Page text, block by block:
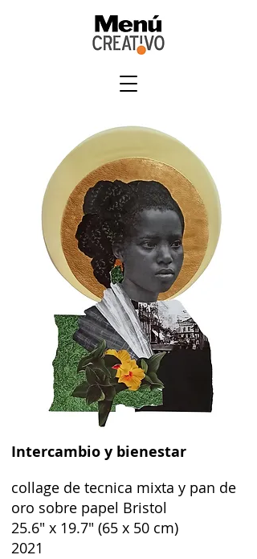
Intercambio y bienestar
collage de tecnica mixta y pan de
oro sobre papel Bristol
25.6" x 19.7" (65 x 50 cm)
2021